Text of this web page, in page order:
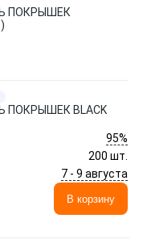
ПОКРЫШЕК
ПОКРЫШЕК BLACK
95%
200 шт.
7 - 9 августа
В корзину